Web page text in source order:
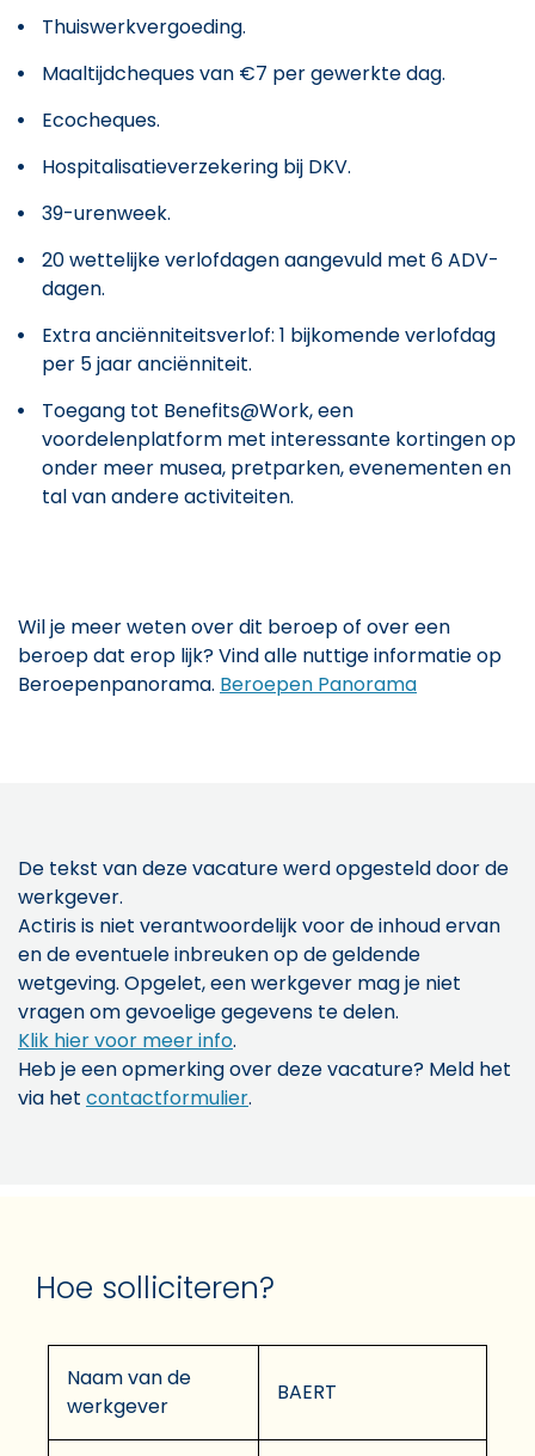
Thuiswerkvergoeding.
Maaltijdcheques van €7 per gewerkte dag.
Ecocheques.
Hospitalisatieverzekering bij DKV.
39-urenweek.
20 wettelijke verlofdagen aangevuld met 6 ADV-
dagen.
Extra anciënniteitsverlof: 1 bijkomende verlofdag
per 5 jaar anciënniteit.
Toegang tot Benefits@Work, een
voordelenplatform met interessante kortingen op
onder meer musea, pretparken, evenementen en
tal van andere activiteiten.
Wil je meer weten over dit beroep of over een
beroep dat erop lijk? Vind alle nuttige informatie op
Beroepenpanorama. Beroepen Panorama
De tekst van deze vacature werd opgesteld door de
werkgever.
Actiris is niet verantwoordelijk voor de inhoud ervan
en de eventuele inbreuken op de geldende
wetgeving. Opgelet, een werkgever mag je niet
vragen om gevoelige gegevens te delen.
Klik hier voor meer info.
Heb je een opmerking over deze vacature? Meld het
via het contactformulier.
Hoe solliciteren?
Naam van de
werkgever
BAERT